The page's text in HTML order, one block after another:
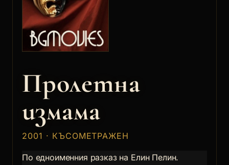
Пролетна
измама
2001 · КЪСОМЕТРАЖЕН
По едноименния разказ на Елин Пелин.